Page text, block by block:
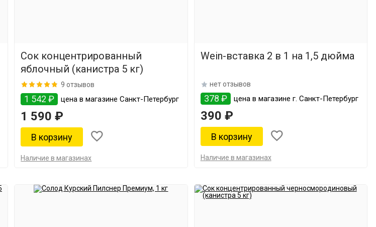
Сок концентрированный
яблочный (канистра 5 кг)
9 отзывов
1 542 ₽ цена в магазине Санкт-Петербург
1 590 ₽
Наличие в магазинах
Wein-вставка 2 в 1 на 1,5 дюйма
нет отзывов
378 ₽ цена в магазине г. Санкт-Петербург
390 ₽
Наличие в магазинах